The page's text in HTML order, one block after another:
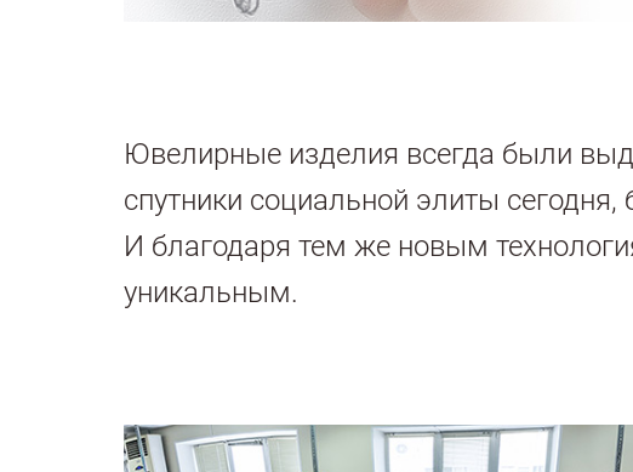
Ювелирные изделия всегда были
спутники социальной элиты
И благодаря тем же новым
уникальным.